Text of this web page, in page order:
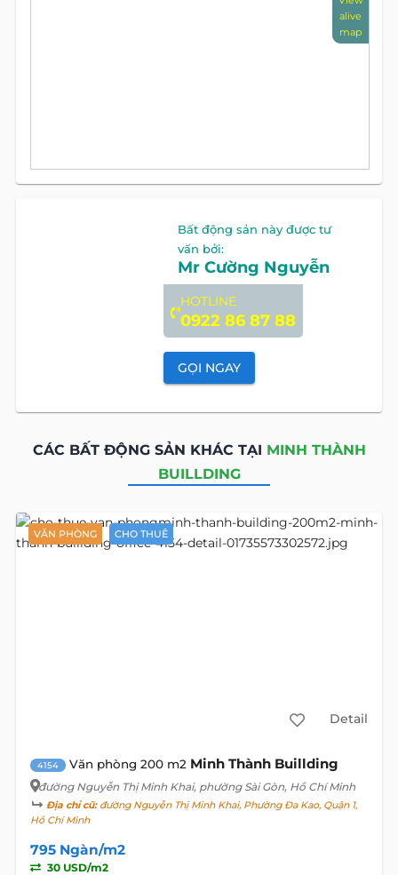
alive
map
Bất động sản này được tư
vấn bởi:
Mr Cường Nguyễn
HOTLINE
0922 86 87 88
GỌI NGAY
CÁC BẤT ĐỘNG SẢN KHÁC TẠI MINH THÀNH
BUILLDING
VĂN PHÒNG CHO THUÊ
Detail
4154 Văn phòng 200 m2 Minh Thành Buillding
đường Nguyễn Thị Minh Khai, phường Sài Gòn, Hồ Chí Minh
Địa chỉ cũ:đường Nguyễn Thị Minh Khai, Phường Đa Kao, Quận 1,
Hồ Chí Minh
795 Ngàn/m2
30 USD/m2